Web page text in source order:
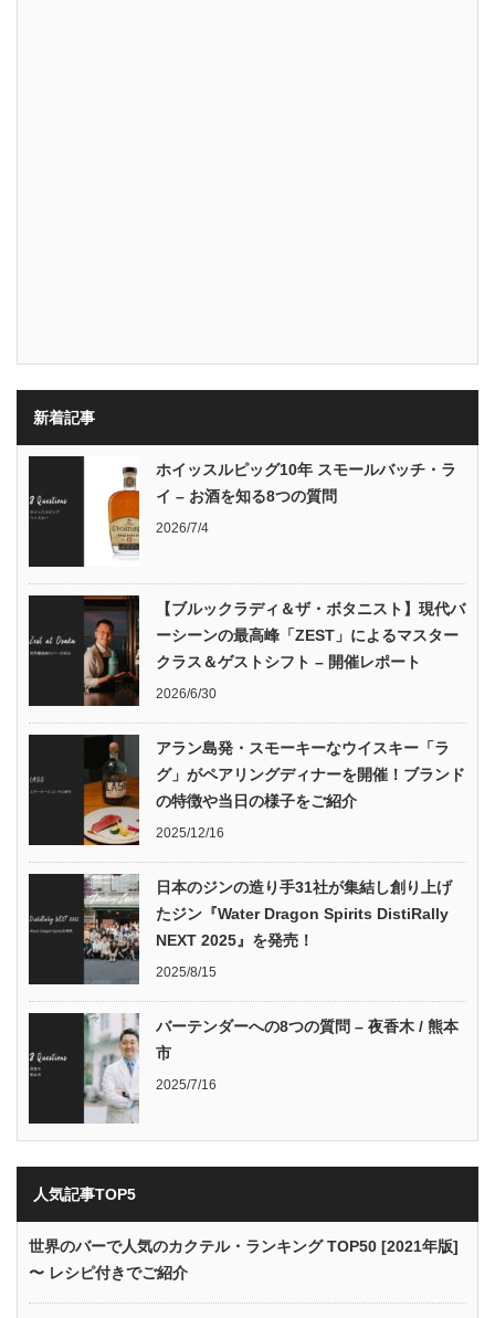
新着記事
ホイッスルピッグ10年 スモールバッチ・ラ
イ – お酒を知る8つの質問
2026/7/4
【ブルックラディ＆ザ・ボタニスト】現代バ
ーシーンの最高峰「ZEST」によるマスター
クラス＆ゲストシフト – 開催レポート
2026/6/30
アラン島発・スモーキーなウイスキー「ラ
グ」がペアリングディナーを開催！ブランド
の特徴や当日の様子をご紹介
2025/12/16
日本のジンの造り手31社が集結し創り上げ
たジン『Water Dragon Spirits DistiRally
NEXT 2025』を発売！
2025/8/15
バーテンダーへの8つの質問 – 夜香木 / 熊本
市
2025/7/16
人気記事TOP5
世界のバーで人気のカクテル・ランキング TOP50 [2021年版]
〜 レシピ付きでご紹介